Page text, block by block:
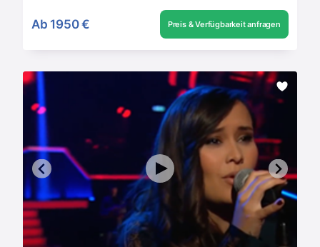
Ab 1950 € Preis & Verfügbarkeit anfragen